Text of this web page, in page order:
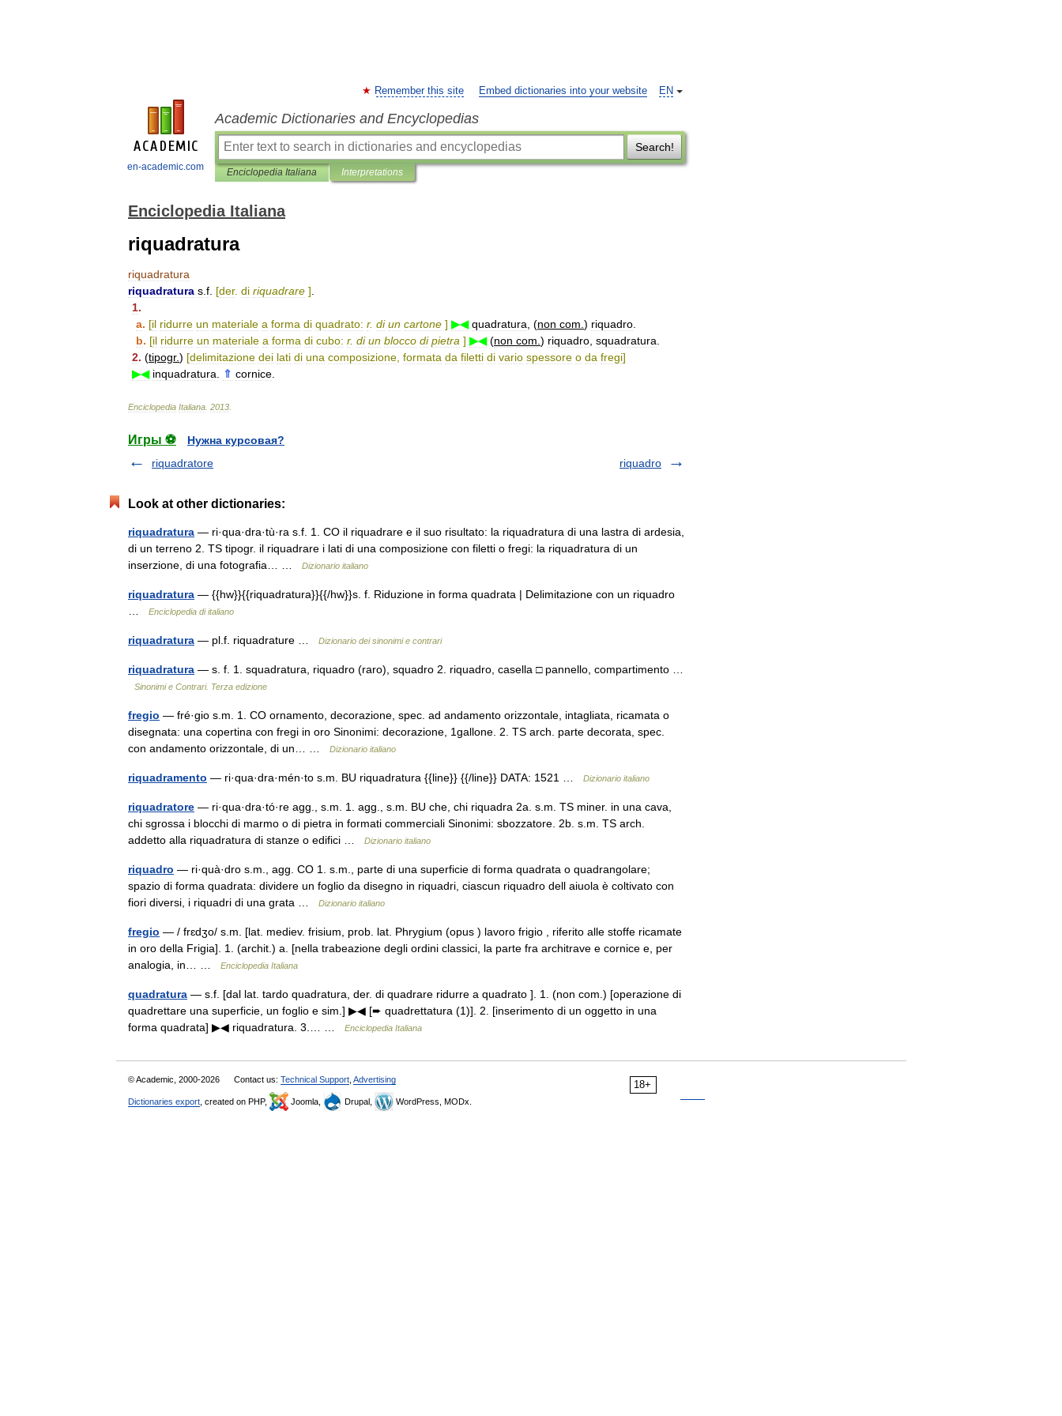
en-academic.com
EN
Remember this site Embed dictionaries into your website
Academic Dictionaries and Encyclopedias
Search!
Enciclopedia Italiana Interpretations
Enciclopedia Italiana
riquadratura
riquadratura
riquadratura s f [der. di riquadrare ]
1.
a. [il ridurre un materiale a forma di quadrato: r. di un cartone ] ▶◀ quadratura , (non com ) riquadro
b. [il ridurre un materiale a forma di cubo: r. di un blocco di pietra ] ▶◀(non com ) riquadro squadratura
2. (tipogr.) [delimitazione dei lati di una composizione formata da filetti di vario spessore o da fregi]
▶◀ inquadratura ⇑ cornice
Enciclopedia Italiana 2013
Игры ⚽
Нужна курсовая?
riquadratore
riquadro
Look at other dictionaries:
riquadratura — ri·qua·dra·tù·ra s.f. 1. CO il riquadrare e il suo risultato: la riquadratura di una lastra di ardesia,
di un terreno 2. TS tipogr. il riquadrare i lati di una composizione con filetti o fregi: la riquadratura di un
inserzione, di una fotografia… …
Dizionario italiano
riquadratura — {{hw}}{{riquadratura}}{{/hw}}s. f. Riduzione in forma quadrata | Delimitazione con un riquadro
Enciclopedia di italiano
riquadratura — pl.f. riquadrature … Dizionario dei sinonimi e contrari
riquadratura — s. f. 1. squadratura, riquadro (raro), squadro 2. riquadro, casella □ pannello, compartimento …
Sinonimi e Contrari. Terza edizione
fregio — fré·gio s.m. 1. CO ornamento, decorazione, spec. ad andamento orizzontale, intagliata, ricamata o
disegnata: una copertina con fregi in oro Sinonimi: decorazione, 1gallone. 2. TS arch. parte decorata, spec.
con andamento orizzontale, di un… …
Dizionario italiano
riquadramento — ri·qua·dra·mén·to s.m. BU riquadratura {{line}} {{/line}} DATA: 1521 … Dizionario italiano
riquadratore — ri·qua·dra·tó·re agg., s.m. 1. agg., s.m. BU che, chi riquadra 2a. s.m. TS miner. in una cava,
chi sgrossa i blocchi di marmo o di pietra in formati commerciali Sinonimi: sbozzatore. 2b. s.m. TS arch.
addetto alla riquadratura di stanze o edifici …
Dizionario italiano
riquadro — ri·quà·dro s.m., agg. CO 1. s.m., parte di una superficie di forma quadrata o quadrangolare;
spazio di forma quadrata: dividere un foglio da disegno in riquadri, ciascun riquadro dell aiuola è coltivato con
fiori diversi, i riquadri di una grata …
Dizionario italiano
fregio — / frɛdʒo/ s.m. [lat. mediev. frisium, prob. lat. Phrygium (opus ) lavoro frigio , riferito alle stoffe ricamate
in oro della Frigia]. 1. (archit.) a. [nella trabeazione degli ordini classici, la parte fra architrave e cornice e, per
analogia, in… …
Enciclopedia Italiana
quadratura — s.f. [dal lat. tardo quadratura, der. di quadrare ridurre a quadrato ]. 1. (non com.) [operazione di
quadrettare una superficie, un foglio e sim.] ▶◀ [➨ quadrettatura (1)]. 2. [inserimento di un oggetto in una
forma quadrata] ▶◀ riquadratura. 3.… …
Enciclopedia Italiana
18+
© Academic, 2000-2026 Contact us: Technical Support Advertising
Dictionaries export , created on PHP, Joomla, Drupal, WordPress, MODx.